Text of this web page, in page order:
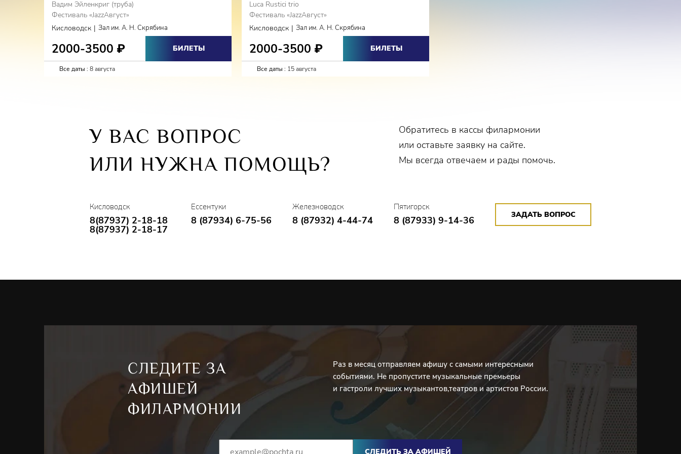
Вадим Эйленкриг (труба)
Фестиваль «JazzАвгуст»
Кисловодск | Зал им. А. Н. Скрябина
2000-3500 ₽ БИЛЕТЫ
Все даты : 8 августа
Luca Rustici trio
Фестиваль «JazzАвгуст»
Кисловодск | Зал им. А. Н. Скрябина
2000-3500 ₽ БИЛЕТЫ
Все даты : 15 августа
У ВАС ВОПРОС
ИЛИ НУЖНА ПОМОЩЬ?
Обратитесь в кассы филармонии
или оставьте заявку на сайте.
Мы всегда отвечаем и рады помочь.
Кисловодск
8(87937) 2-18-18
8(87937) 2-18-17
Ессентуки
8 (87934) 6-75-56
Железноводск
8 (87932) 4-44-74
Пятигорск
8 (87933) 9-14-36 ЗАДАТЬ ВОПРОС
СЛЕДИТЕ ЗА
АФИШЕЙ
ФИЛАРМОНИИ
Раз в месяц отправляем афишу с самыми интересными
событиями. Не пропустите музыкальные премьеры
и гастроли лучших музыкантов,театров и артистов России.
СЛЕДИТЬ ЗА АФИШЕЙ